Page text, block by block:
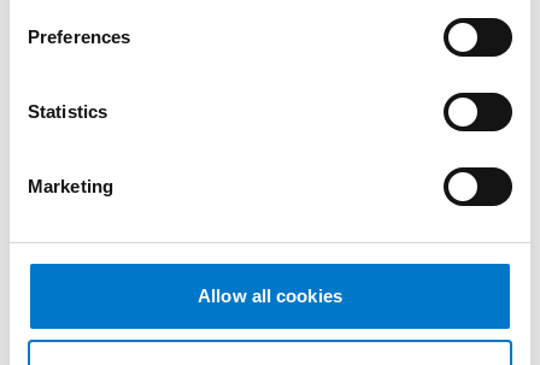
Preferences
Statistics
Marketing
Allow all cookies